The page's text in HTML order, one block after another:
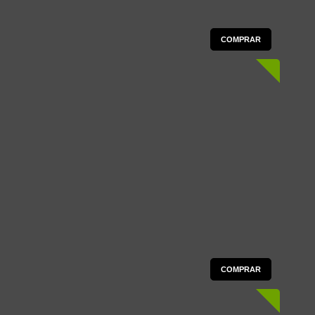
COMPRAR
COMPRAR